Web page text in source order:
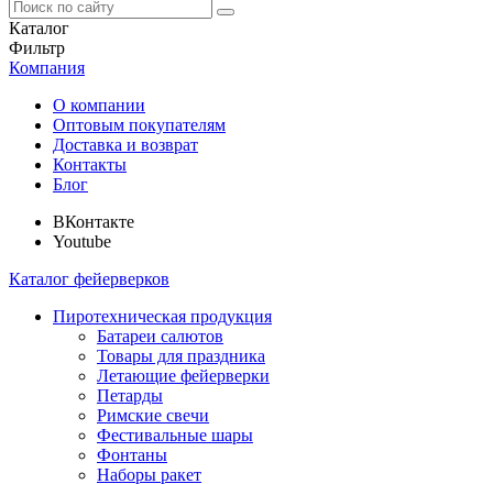
Каталог
Фильтр
Компания
О компании
Оптовым покупателям
Доставка и возврат
Контакты
Блог
ВКонтакте
Youtube
Каталог фейерверков
Пиротехническая продукция
Батареи салютов
Товары для праздника
Летающие фейерверки
Петарды
Римские свечи
Фестивальные шары
Фонтаны
Наборы ракет